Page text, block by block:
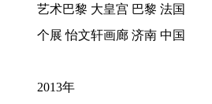
艺术巴黎 大皇宫 巴黎 法国
个展 怡文轩画廊 济南 中国
2013年